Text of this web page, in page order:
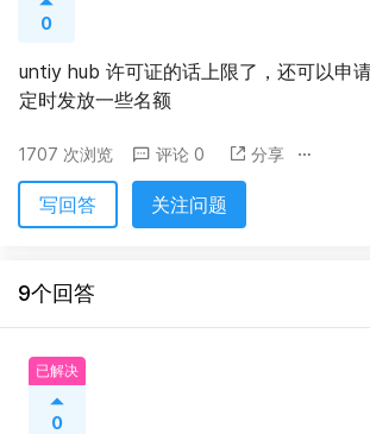
0
untiy hub 许可证的话上限了，还可以申
定时发放一些名额
1707 次浏览 评论 0 分享
写回答 关注问题
9个回答
已解决
0